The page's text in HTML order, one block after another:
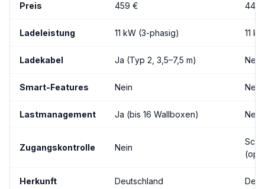
Preis 459 € 449
Ladeleistung 11 kW (3-phasig) 11
Ladekabel Ja (Typ 2, 3,5–7,5 m) Nein
Smart-Features Nein Nein
Lastmanagement Ja (bis 16 Wallboxen) Nein
Zugangskontrolle Nein
Herkunft Deutschland